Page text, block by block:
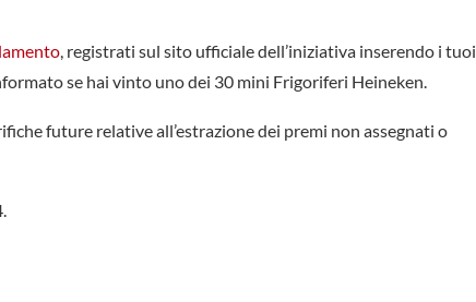
, registrati sul sito ufficiale dell’iniziativa inserendo i tuoi
se hai vinto uno dei 30 mini Frigoriferi Heineken.
future relative all’estrazione dei premi non assegnati o